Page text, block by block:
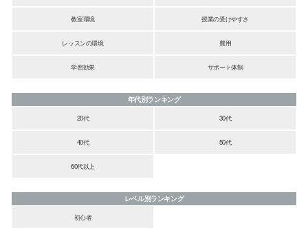
教室環境 授業の受けやすさ
レッスンの環境 費用
学習効果 サポート体制
年代別ランキング
20代
30代
40代 50代
60代以上
レベル別ランキング
初心者